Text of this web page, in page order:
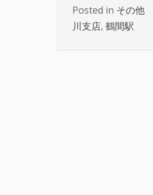
Posted in その他
川支店, 鶴間駅